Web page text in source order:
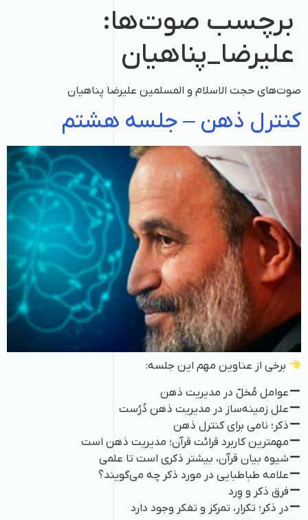
برچسب‌ صوت‌ها:
علیرضا_پناهیان
صوت‌های حجت الاسلام و المسلمین علیرضا پناهیان
کنترل ذهن – جلسه هشتم
برخی از عناوین مهم این جلسه:
عوامل مُخلّ در مدیریت ذهن
علل زمینه‌ساز در مدیریت ذهن دُرُست
ذکر؛ نامی برای کنترل ذهن
مهمترین کاربرد قرائت قرآن؛ مدیریت ذهن است
شیوه بیان قرآن، بیشتر ذکری است تا علمی
علامه طباطبایی در مورد ذکر چه می‌گویند؟
فرق ذکر و وِرد
در ذکر؛ تکرار، تمرکز و تفکر وجود دارد